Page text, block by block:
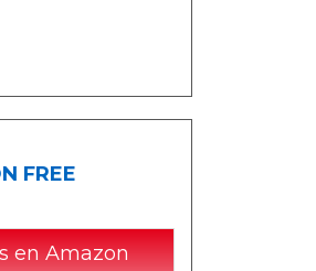
FREE
en Amazon